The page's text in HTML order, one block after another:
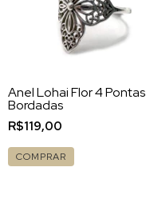
Anel Lohai Flor 4 Pontas
Bordadas
R$119,00
COMPRAR